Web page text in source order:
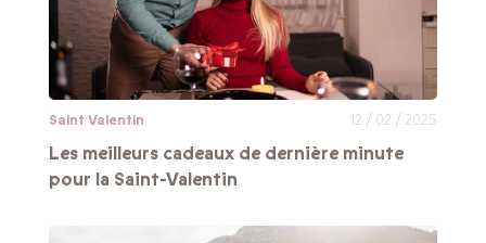
Saint Valentin 12 / 02 / 2025
Les meilleurs cadeaux de dernière minute
pour la Saint-Valentin